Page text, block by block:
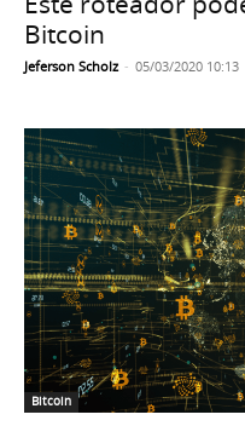
Bitcoin
Jeferson Scholz - 05/03/2020 10:13
Bitcoin